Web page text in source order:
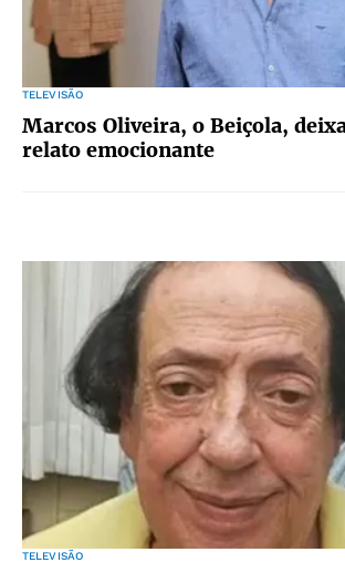
TELEVISÃO
Marcos Oliveira, o Beiçola,
relato emocionante
TELEVISÃO